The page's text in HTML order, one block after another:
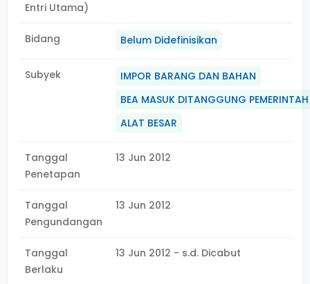
Entri Utama)
Bidang Belum Didefinisikan
Subyek
IMPOR BARANG DAN BAHAN
BEA MASUK DITANGGUNG PEMERINTAH
ALAT BESAR
Tanggal
Penetapan
13 Jun 2012
Tanggal
Pengundangan
13 Jun 2012
Tanggal
Berlaku
13 Jun 2012 - s.d. Dicabut